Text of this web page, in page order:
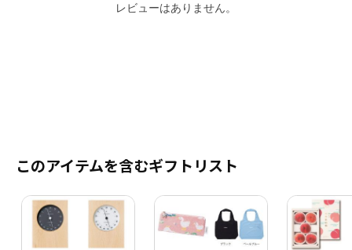
レビューはありません。
このアイテムを含むギフトリスト